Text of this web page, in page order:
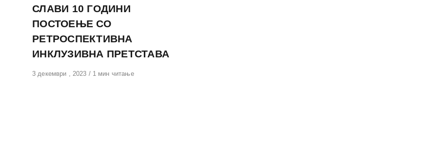
СЛАВИ 10 ГОДИНИ
ПОСТОЕЊЕ СО
РЕТРОСПЕКТИВНА
ИНКЛУЗИВНА ПРЕТСТАВА
Објавено
3 декември , 2023 1 мин читање